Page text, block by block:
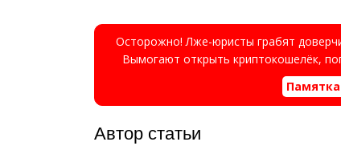
Осторожно! Лже-юристы грабят
Вымогают открыть криптокошелёк,
Автор статьи